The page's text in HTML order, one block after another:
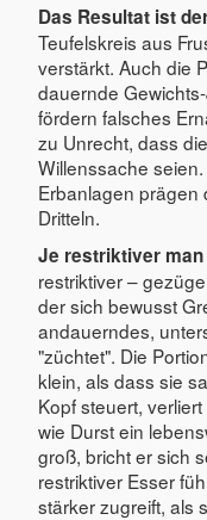
Das Resultat ist
Teufelskreis aus
verstärkt. Auch die
dauernde
fördern falsches
zu Unrecht, dass
Willenssache
Erbanlagen prägen
Dritteln.
Je restriktiver
restriktiver –
der sich bewusst
andauerndes,
"züchtet". Die
klein, als dass sie
Kopf steuert,
wie Durst ein
groß, bricht er sich
restriktiver Esser
stärker zugreift, als